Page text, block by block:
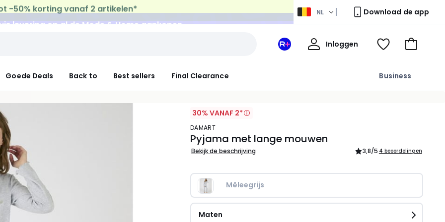
leveringop al de Mode & Home aankopen NL Download de app
Goede Deals Back to Best sellers Final Clearance Business
Mijn
Inloggen
Mijn
Kijk
Naar
30% VANAF 2*
DAMART
Pyjama met lange mouwen
Bekijk de beschrijving 3,8/5 4 beoordelingen
Mêleegrijs
Maten